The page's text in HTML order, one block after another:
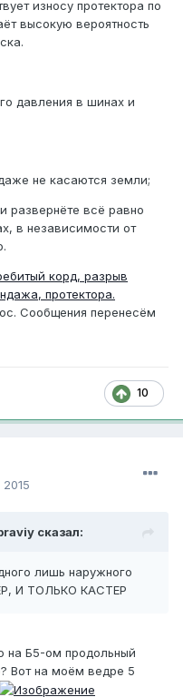
износу протектора по
высокую вероятность
давления в шинах и
не касаются земли;
развернёте всё равно
в независимости от
корд, разрыв
протектора.
Сообщения перенесём
10
2015
сказал:
лишь наружного
И ТОЛЬКО КАСТЕР
на Б5-ом продольный
Вот на моём ведре 5